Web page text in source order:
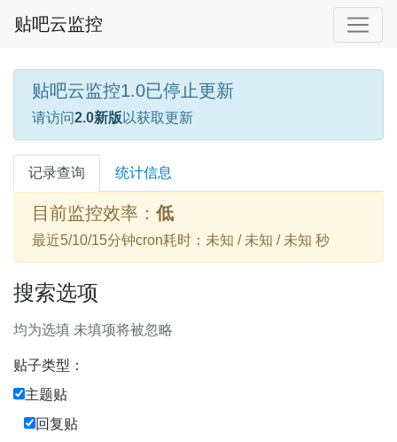
贴吧云监控
贴吧云监控1.0已停止更新
请访问2.0新版 以获取更新
记录查询 统计信息
目前监控效率： 低
最近5/10/15分钟cron耗时：未知 / 未知 / 未知 秒
搜索选项
均为选填 未填项将被忽略
贴子类型：
主题贴
回复贴